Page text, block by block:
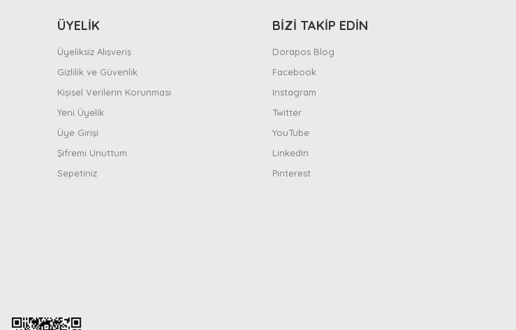
ÜYELİK
Üyeliksiz Alışveriş
Gizlilik ve Güvenlik
Kişisel Verilerin Korunması
Yeni Üyelik
Üye Girişi
Şifremi Unuttum
Sepetiniz
BİZİ TAKİP EDİN
Dorapos Blog
Facebook
Instagram
Twitter
YouTube
LinkedIn
Pinterest